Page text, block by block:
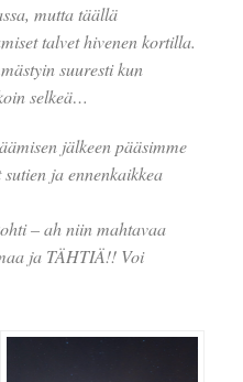
mutta täällä
talvet hivenen kortilla.
suuresti kun
selkeä…
jälkeen pääsimme
ja ennenkaikkea
– ah niin mahtavaa
ja TÄHTIÄ!! Voi